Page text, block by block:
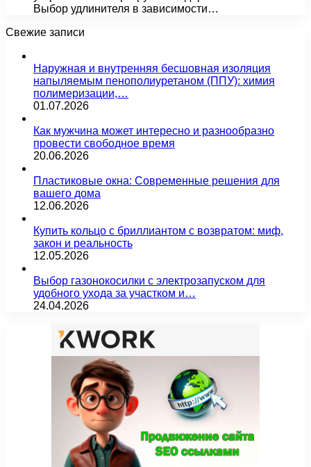
Выбор удлинителя в зависимости…
Свежие записи
Наружная и внутренняя бесшовная изоляция
напыляемым пенополиуретаном (ППУ): химия
полимеризации,…
01.07.2026
Как мужчина может интересно и разнообразно
провести свободное время
20.06.2026
Пластиковые окна: Современные решения для
вашего дома
12.06.2026
Купить кольцо с бриллиантом с возвратом: миф,
закон и реальность
12.05.2026
Выбор газонокосилки с электрозапуском для
удобного ухода за участком и…
24.04.2026